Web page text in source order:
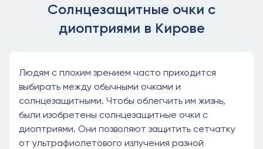
Солнцезащитные очки с
диоптриями в Кирове
Людям с плохим зрением часто приходится
выбирать между обычными очками и
солнцезащитными. Чтобы облегчить им жизнь,
были изобретены солнцезащитные очки с
диоптриями. Они позволяют защитить сетчатку
от ультрафиолетового излучения разной